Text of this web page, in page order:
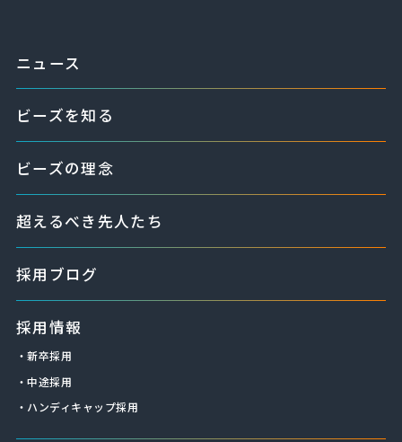
ニュース
ビーズを知る
ビーズの理念
超えるべき先人たち
採用ブログ
採用情報
・新卒採用
・中途採用
・ハンディキャップ採用